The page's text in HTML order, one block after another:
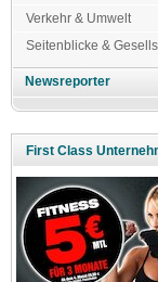
Verkehr & Umwelt
Seitenblicke &
Newsreporter
First Class